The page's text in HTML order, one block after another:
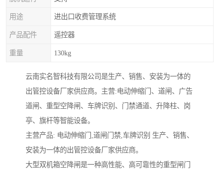
用途 进出口收费管理系统
产品配件 遥控器
重量 130kg
云南实名智科技有限公司是生产、销售、安装为一体的
出管控设备厂家供应商。主营:电动伸缩门、道闸、广告
道闸、重型空降闸、车牌识别、门禁通道、升降柱、岗
亭、旗杆等智能设备。
主营产品: 电动伸缩门,道闸门禁,车牌识别 生产、销售、
安装为一体的出管控设备厂家供应商。
大型双机箱空降闸是一种高性能、高可靠性的重型闸门